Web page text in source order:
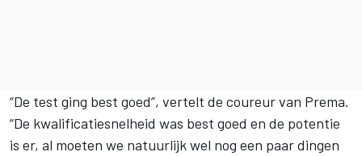
“De test ging best goed”, vertelt de coureur van Prema.
“De kwalificatiesnelheid was best goed en de potentie
is er, al moeten we natuurlijk wel nog een paar dingen